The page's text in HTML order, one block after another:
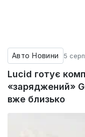
Авто Новини 5
Lucid готує
«заряджений»
вже близько